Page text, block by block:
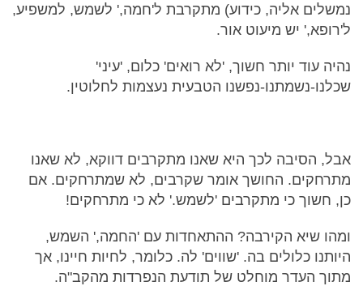
נמשלים אליה, כידוע) מתקרבת ל'חמה,' לשמש, למשפיע,
ל'רופא,' יש מיעוט אור.
נהיה עוד יותר חשוך, 'לא רואים' כלום, 'עיני'
שכלנו-נשמתנו-נפשנו הטבעית נעצמות לחלוטין.
אבל, הסיבה לכך היא שאנו מתקרבים דווקא, לא שאנו
מתרחקים. החושך אומר שקרבים, לא שמתרחקים. אם
כן, חשוך כי מתקרבים 'לשמש.' לא כי מתרחקים!
ומהו שיא הקירבה? ההתאחדות עם 'החמה,' השמש,
היותנו כלולים בה. 'שווים' לה. כלומר, לחיות חיינו, אך
מתוך העדר מוחלט של תודעת הנפרדות מהקב"ה.